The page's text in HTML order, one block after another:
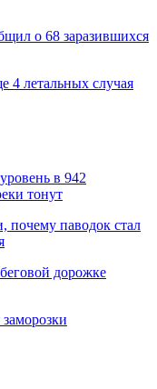
о 68 заразившихся
4 летальных случая
в 942
тонут
почему паводок стал
дорожке